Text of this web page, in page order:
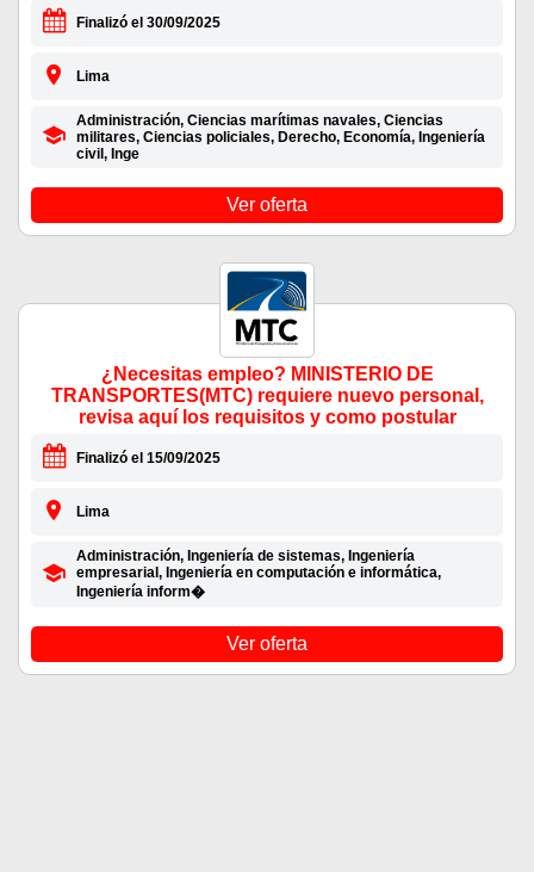
Finalizó el 30/09/2025
Lima
Administración, Ciencias marítimas navales, Ciencias
militares, Ciencias policiales, Derecho, Economía, Ingeniería
civil, Inge
Ver oferta
¿Necesitas empleo? MINISTERIO DE
TRANSPORTES(MTC) requiere nuevo personal,
revisa aquí los requisitos y como postular
Finalizó el 15/09/2025
Lima
Administración, Ingeniería de sistemas, Ingeniería
empresarial, Ingeniería en computación e informática,
Ingeniería inform�
Ver oferta